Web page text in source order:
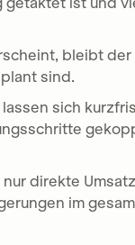
bleibt
sind.
sich
direkte
im